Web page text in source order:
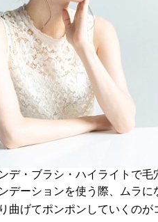
デ・ブラシ・ハイライトで
デーションを使う際、ムラ
曲げてポンポンしていくのが